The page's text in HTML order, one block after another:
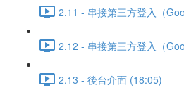
2.11 - 串接第三方登入（
2.12 - 串接第三方登入（
2.13 - 後台介面 (18:05)